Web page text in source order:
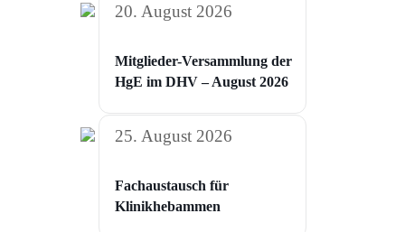
20. August 2026
Mitglieder-Versammlung der
HgE im DHV – August 2026
25. August 2026
Fachaustausch für
Klinikhebammen